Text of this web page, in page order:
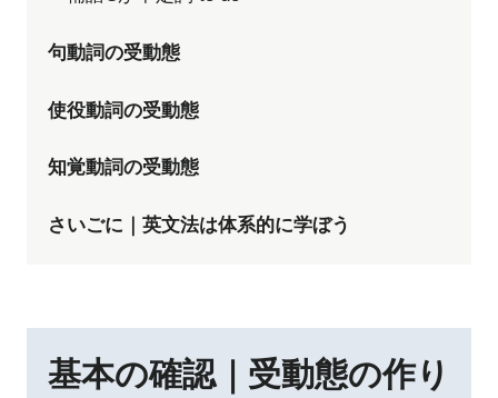
句動詞の受動態
使役動詞の受動態
知覚動詞の受動態
さいごに｜英文法は体系的に学ぼう
基本の確認｜受動態の作り